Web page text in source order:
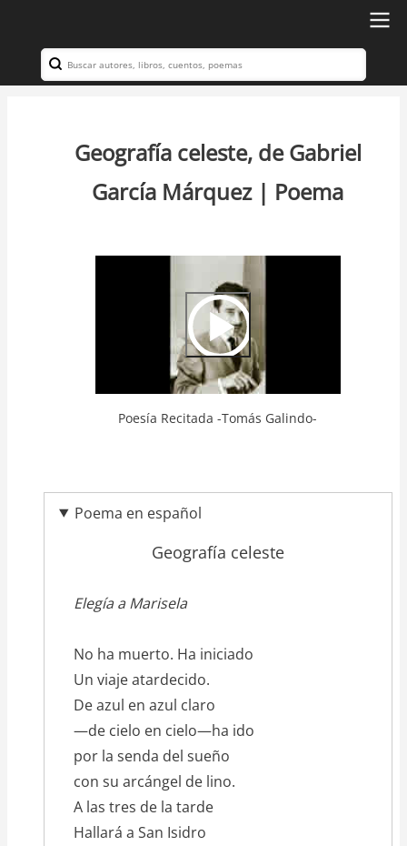
contenido
principal
Navegación
Search
Geografía celeste, de Gabriel
García Márquez | Poema
Video
Url
Poesía Recitada -Tomás Galindo-
Poema en español
Geografía celeste
texto_poema
Elegía a Marisela
No ha muerto. Ha iniciado
Un viaje atardecido.
De azul en azul claro
—de cielo en cielo—ha ido
por la senda del sueño
con su arcángel de lino.
A las tres de la tarde
Hallará a San Isidro